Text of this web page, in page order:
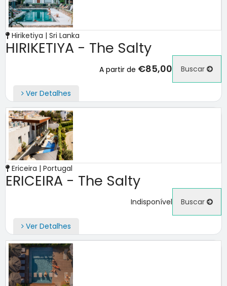
Hiriketiya | Sri Lanka
HIRIKETIYA - The Salty
A partir de €85,00 Buscar
Ver Detalhes
Ericeira | Portugal
ERICEIRA - The Salty
Indisponível Buscar
Ver Detalhes